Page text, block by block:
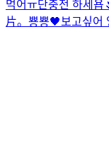
먹어ㅠ단충전 하세욥
片。 뿅뿅🖤 보고싶어